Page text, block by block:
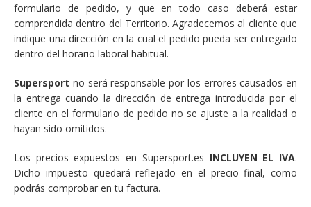
formulario de pedido, y que en todo caso deberá estar
comprendida dentro del Territorio. Agradecemos al cliente que
indique una dirección en la cual el pedido pueda ser entregado
dentro del horario laboral habitual.
Supersport no será responsable por los errores causados en
la entrega cuando la dirección de entrega introducida por el
cliente en el formulario de pedido no se ajuste a la realidad o
hayan sido omitidos.
Los precios expuestos en Supersport.es INCLUYEN EL IVA.
Dicho impuesto quedará reflejado en el precio final, como
podrás comprobar en tu factura.